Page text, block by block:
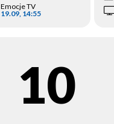
Emocje TV
19.09, 14:55
10